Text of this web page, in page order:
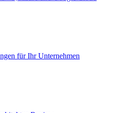
für Ihr Unternehmen